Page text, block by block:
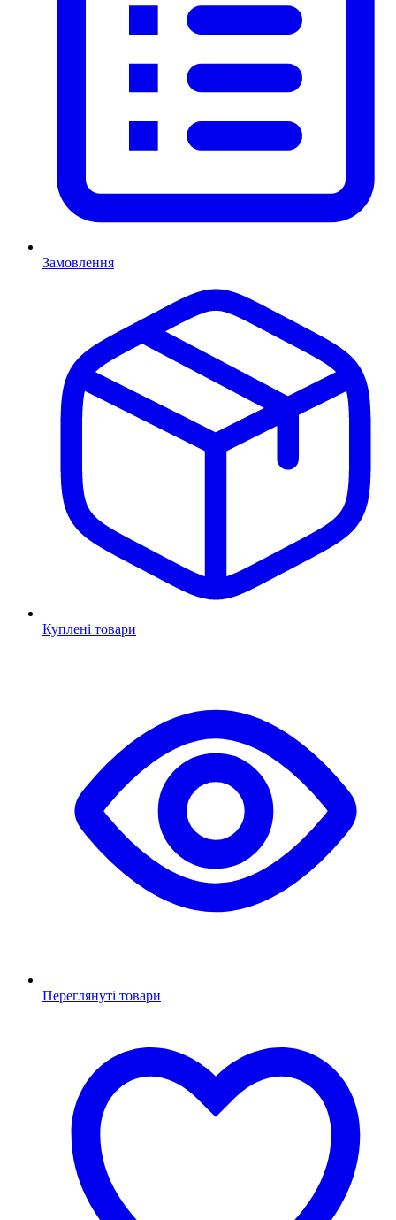
Замовлення
Куплені товари
Переглянуті товари